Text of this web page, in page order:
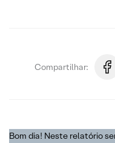
Compartilhar:
Bom dia! Neste relatório